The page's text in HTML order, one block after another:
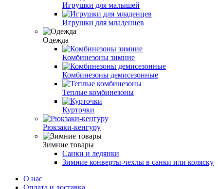
Игрушки для малышей
Игрушки для младенцев
Одежда
Комбинезоны зимние
Комбинезоны демисезонные
Теплые комбинезоны
Курточки
Рюкзаки-кенгуру
Зимние товары
Санки и ледянки
Зимние конверты-чехлы в санки или коляску
О нас
Оплата и доставка